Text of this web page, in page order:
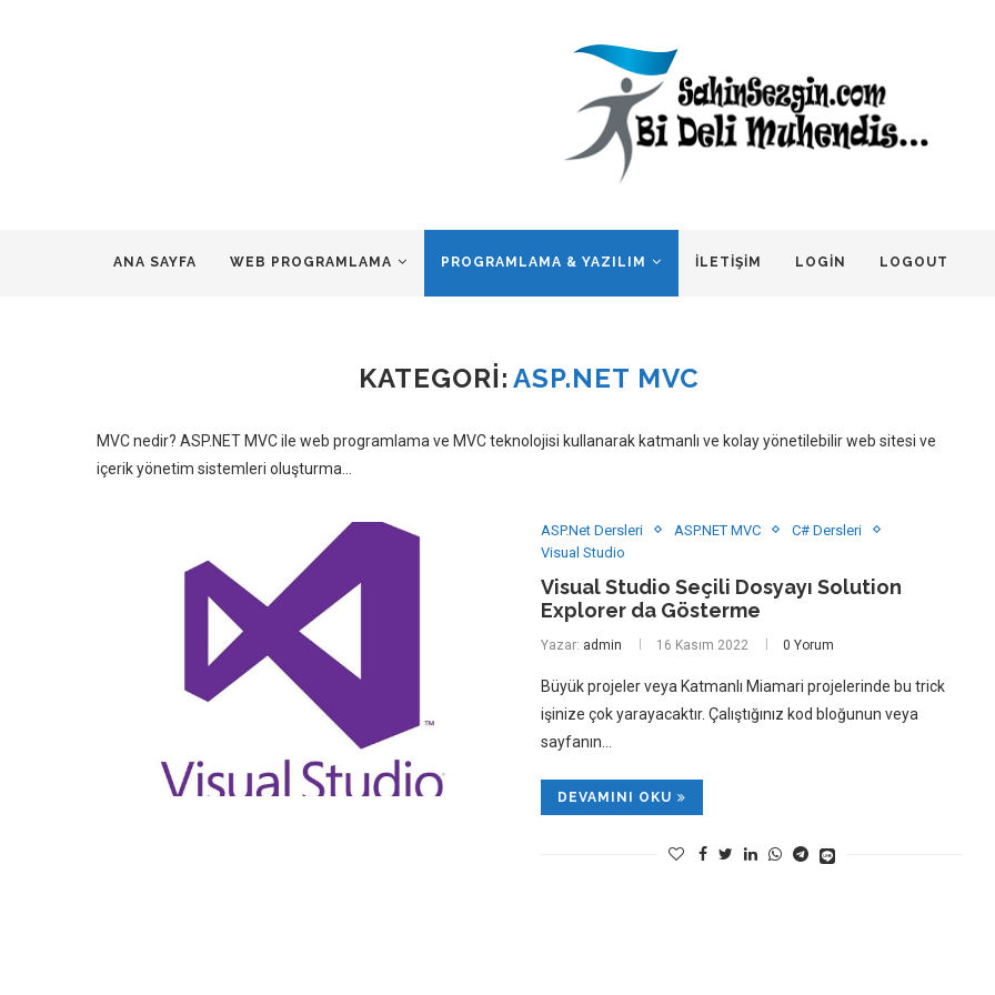
ANA SAYFA WEB PROGRAMLAMA PROGRAMLAMA & YAZILIM İLETIŞIM LOGIN LOGOUT
KATEGORI: ASP.NET MVC
MVC nedir? ASP.NET MVC ile web programlama ve MVC teknolojisi kullanarak katmanlı ve kolay yönetilebilir web sitesi ve
içerik yönetim sistemleri oluşturma…
ASP.Net Dersleri ASP.NET MVC
C# Dersleri
Visual Studio
Visual Studio Seçili Dosyayı Solution
Explorer da Gösterme
Yazar: admin 16 Kasım 2022 0 Yorum
Büyük projeler veya Katmanlı Miamari projelerinde bu trick
işinize çok yarayacaktır. Çalıştığınız kod bloğunun veya
sayfanın…
DEVAMINI OKU